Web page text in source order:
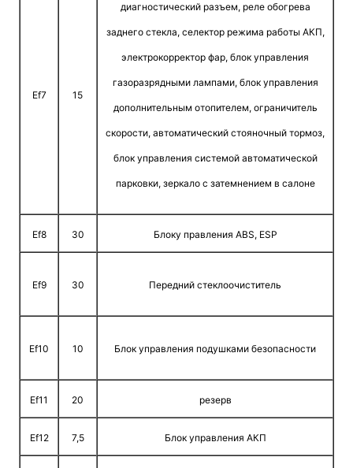
Ef7 15
диагностический разъем, реле обогрева
заднего стекла, селектор режима работы АКП,
электрокорректор фар, блок управления
газоразрядными лампами, блок управления
дополнительным отопителем, ограничитель
скорости, автоматический стояночный тормоз,
блок управления системой автоматической
парковки, зеркало с затемнением в салоне
Ef8 30 Блоку правления ABS, ESP
Ef9 30 Передний стеклоочиститель
Ef10 10 Блок управления подушками безопасности
Ef11 20 резерв
Ef12 7,5 Блок управления АКП